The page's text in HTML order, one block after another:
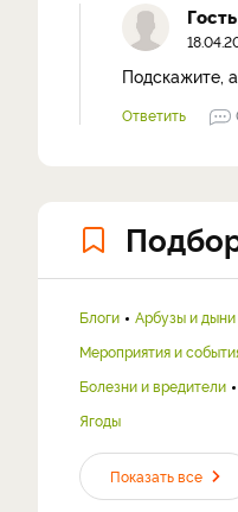
Гость
Подскажите,
Ответить
Блоги Арбузы и дыни
Мероприятия и
Болезни и вредители
Ягоды
Показать все